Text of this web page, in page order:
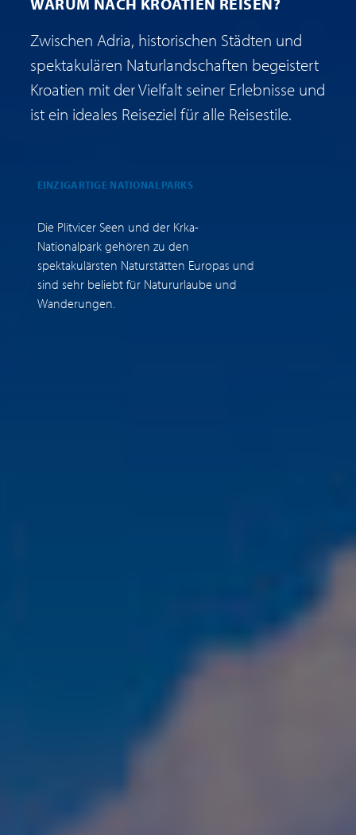
Zwischen Adria, historischen Städten und
spektakulären Naturlandschaften begeistert
Kroatien mit der Vielfalt seiner Erlebnisse und
ist ein ideales Reiseziel für alle Reisestile.
EINZIGARTIGE NATIONALPARKS
Die Plitvicer Seen und der Krka-
Nationalpark gehören zu den
spektakulärsten Naturstätten Europas und
sind sehr beliebt für Natururlaube und
Wanderungen.